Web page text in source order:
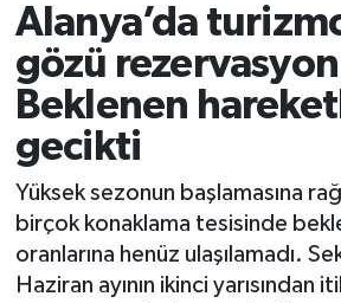
Alanya’da
gözü
Beklenen
gecikti
Yüksek sezonun başlamasına
birçok konaklama tesisinde
oranlarına henüz ulaşılamadı.
Haziran ayının ikinci yarısından
Resmi İlanlar
Alanyaspor
E-Gazete
Süper Lig Puan Durumu ve
Tüm Manşetler
Haber Arşivi